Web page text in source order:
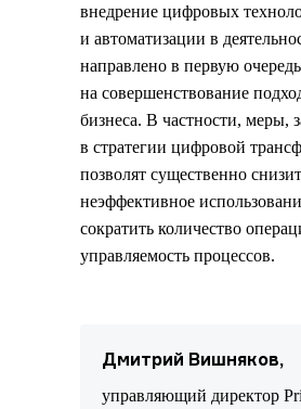
внедрение цифровых
и автоматизации в
направлено в первую очередь
на совершенствование
бизнеса. В частности, меры,
в стратегии цифровой
позволят существенно
неэффективное
сократить количество
управляемость процессов.
Дмитрий Вишняков,
управляющий директор